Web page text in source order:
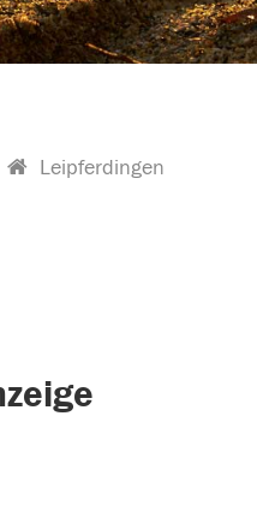
Leipferdingen